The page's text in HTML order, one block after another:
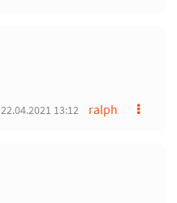
ralph
22.04.2021 13:12